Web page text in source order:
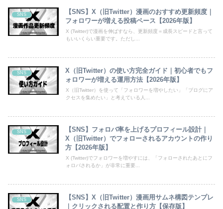
SNS
【SNS】X（旧Twitter）漫画のおすすめ更新頻度｜
フォロワーが増える投稿ペース【2026年版】
X (Twitter)で漫画を伸ばすなら、更新頻度＝成長スピードと言って
もいいくらい重要です。ただし...
SNS
X（旧Twitter）の使い方完全ガイド｜初心者でもフ
ォロワーが増える運用方法【2026年版】
X（旧Twitter）を使って「フォロワーを増やしたい」「ブログにア
クセスを集めたい」と考えている人...
SNS
【SNS】フォロバ率を上げるプロフィール設計｜
X（旧Twitter）でフォローされるアカウントの作り
方【2026年版】
X (Twitter)でフォロワーを増やすには、「フォローされたあとにフ
ォロバされるか」が非常に重要...
SNS
【SNS】X（旧Twitter）漫画用サムネ構図テンプレ
｜クリックされる配置と作り方【保存版】